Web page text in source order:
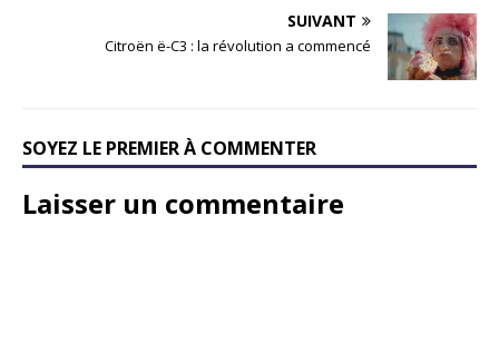
SUIVANT
Citroën ë-C3 : la révolution a commencé
SOYEZ LE PREMIER À COMMENTER
Laisser un commentaire